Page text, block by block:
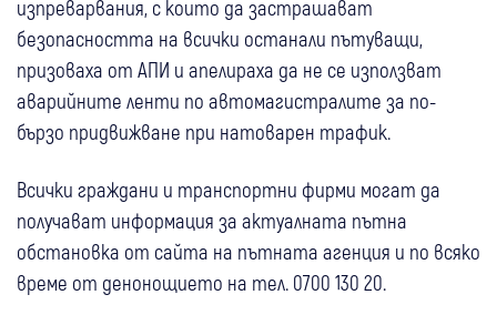
изпреварвания, с които да застрашават
безопасността на всички останали пътуващи,
призоваха от АПИ и апелираха да не се използват
аварийните ленти по автомагистралите за по-
бързо придвижване при натоварен трафик.
Всички граждани и транспортни фирми могат да
получават информация за актуалната пътна
обстановка от сайта на пътната агенция и по всяко
време от денонощието на тел. 0700 130 20.